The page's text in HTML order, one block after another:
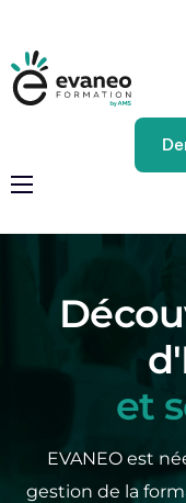
Notre équipe
et
EVANEO est
gestion de la